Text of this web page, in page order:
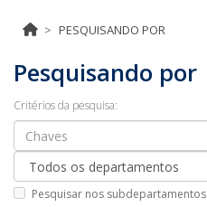
PESQUISANDO POR
Pesquisando por
Critérios da pesquisa:
Pesquisar nos subdepartamentos